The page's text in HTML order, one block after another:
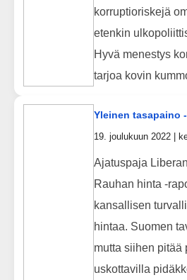
korruptioriskejä
etenkin
Hyvä menestys
tarjoa kovin
Yleinen tasapaino
19. joulukuun 2022 |
Ajatuspaja
Rauhan hinta -
kansallisen
hintaa. Suomen
mutta siihen pitää
uskottavilla